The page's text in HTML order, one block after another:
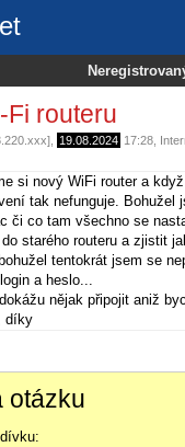
Fi routeru
19.08.2024 17:28
si nový WiFi router a
tak nefunguje. Bohužel
či co tam všechno se
starého routeru a zjistit
tentokrát jsem se
a heslo...
nějak připojit aniž
díky
otázku